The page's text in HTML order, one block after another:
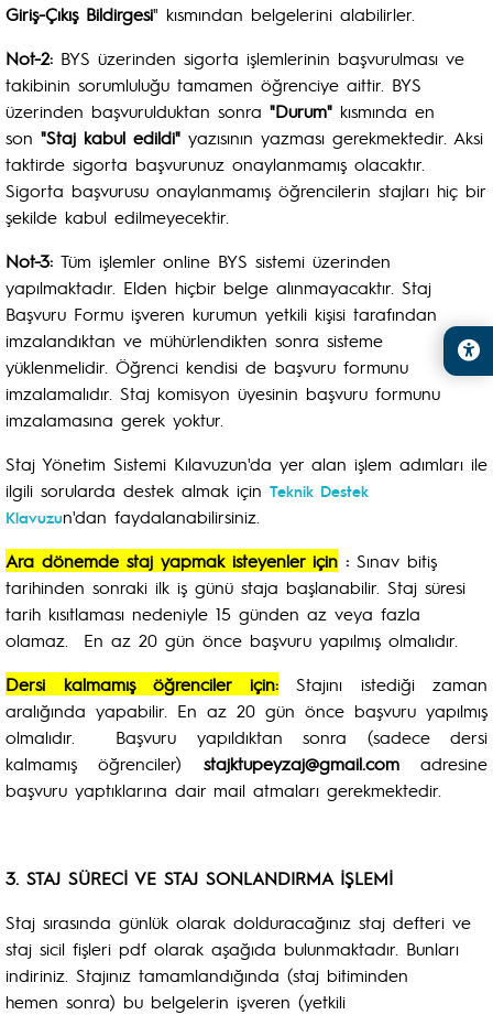
Giriş-Çıkış Bildirgesi" kısmından belgelerini alabilirler.
Not-2: BYS üzerinden sigorta işlemlerinin başvurulması ve
takibinin sorumluluğu tamamen öğrenciye aittir. BYS
üzerinden başvurulduktan sonra "Durum" kısmında en
son "Staj kabul edildi" yazısının yazması gerekmektedir. Aksi
taktirde sigorta başvurunuz onaylanmamış olacaktır.
Sigorta başvurusu onaylanmamış öğrencilerin stajları hiç bir
şekilde kabul edilmeyecektir.
Not-3: Tüm işlemler online BYS sistemi üzerinden
yapılmaktadır. Elden hiçbir belge alınmayacaktır. Staj
Başvuru Formu işveren kurumun yetkili kişisi tarafından
imzalandıktan ve mühürlendikten sonra sisteme
yüklenmelidir. Öğrenci kendisi de başvuru formunu
imzalamalıdır. Staj komisyon üyesinin başvuru formunu
imzalamasına gerek yoktur.
Staj Yönetim Sistemi Kılavuzun'da yer alan işlem adımları ile
ilgili sorularda destek almak için Teknik Destek
Klavuzun'dan faydalanabilirsiniz.
Ara dönemde staj yapmak isteyenler için : Sınav bitiş
tarihinden sonraki ilk iş günü staja başlanabilir. Staj süresi
tarih kısıtlaması nedeniyle 15 günden az veya fazla
olamaz. En az 20 gün önce başvuru yapılmış olmalıdır.
Dersi kalmamış öğrenciler için:Stajını istediği zaman
aralığında yapabilir. En az 20 gün önce başvuru yapılmış
olmalıdır. Başvuru yapıldıktan sonra (sadece dersi
kalmamış öğrenciler) stajktupeyzaj@gmail.comadresine
başvuru yaptıklarına dair mail atmaları gerekmektedir.
3. STAJ SÜRECİ VE STAJ SONLANDIRMA İŞLEMİ
Staj sırasında günlük olarak dolduracağınız staj defteri ve
staj sicil fişleri pdf olarak aşağıda bulunmaktadır. Bunları
indiriniz. Stajınız tamamlandığında (staj bitiminden
hemen sonra) bu belgelerin işveren (yetkili